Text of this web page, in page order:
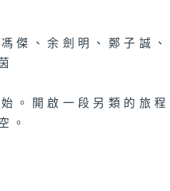
傑、余劍明、鄭子誠
。開啟一段另類的旅
。